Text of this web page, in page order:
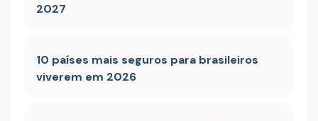
2027
10 países mais seguros para brasileiros
viverem em 2026